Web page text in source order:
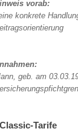
vorab:
konkrete
geb. am
Tarife